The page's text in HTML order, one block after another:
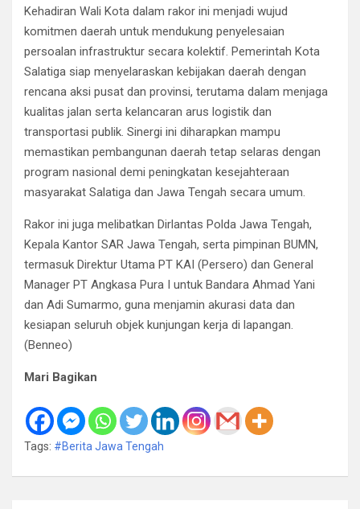
Kehadiran Wali Kota dalam rakor ini menjadi wujud
komitmen daerah untuk mendukung penyelesaian
persoalan infrastruktur secara kolektif. Pemerintah Kota
Salatiga siap menyelaraskan kebijakan daerah dengan
rencana aksi pusat dan provinsi, terutama dalam menjaga
kualitas jalan serta kelancaran arus logistik dan
transportasi publik. Sinergi ini diharapkan mampu
memastikan pembangunan daerah tetap selaras dengan
program nasional demi peningkatan kesejahteraan
masyarakat Salatiga dan Jawa Tengah secara umum.
Rakor ini juga melibatkan Dirlantas Polda Jawa Tengah,
Kepala Kantor SAR Jawa Tengah, serta pimpinan BUMN,
termasuk Direktur Utama PT KAI (Persero) dan General
Manager PT Angkasa Pura I untuk Bandara Ahmad Yani
dan Adi Sumarmo, guna menjamin akurasi data dan
kesiapan seluruh objek kunjungan kerja di lapangan.
(Benneo)
Mari Bagikan
Tags: #Berita Jawa Tengah